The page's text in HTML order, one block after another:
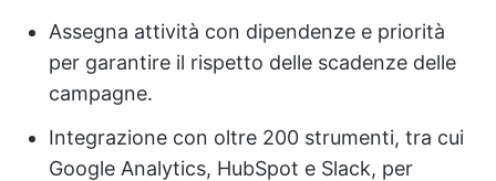
Assegna attività con dipendenze e priorità
per garantire il rispetto delle scadenze delle
campagne.
Integrazione con oltre 200 strumenti, tra cui
Google Analytics, HubSpot e Slack, per